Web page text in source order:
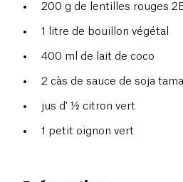
200 g de lentilles rouges
1 litre de bouillon végétal
400 ml de lait de coco
2 càs de sauce de soja
jus d' ½ citron vert
1 petit oignon vert